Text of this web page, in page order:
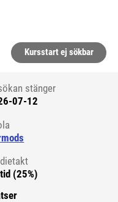
Kursstart ej sökbar
stänger
07-12
(25%)